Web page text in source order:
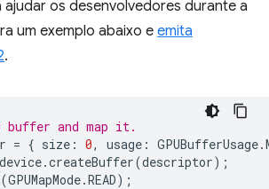
os desenvolvedores durante a
um exemplo abaixo e emita
.
buffer and map it.
= { size : 0, usage : GPUBufferUsage.
device.createBuffer(descriptor);
(GPUMapMode.READ);